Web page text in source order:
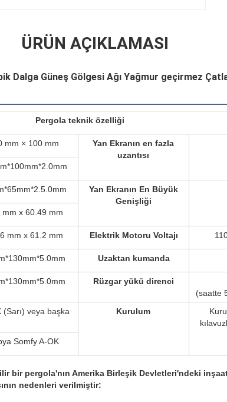
ÜRÜN AÇIKLAMASI
Dalga Güneş Gölgesi Ağı Yağmur geçirmez
Pergola teknik özelliği
mm × 100 mm
Yan Ekranın en fazla
uzantısı
Yan Ekranın En Büyük
Genişliği
mm x 60.49 mm
mm x 61.2 mm Elektrik Motoru Voltajı
Uzaktan kumanda
Rüzgar yükü direnci
(saatte
(Sarı) veya başka Kurulum
Somfy A-OK
bir pergola'nın Amerika Birleşik Devletleri'ndeki
nedenleri verilmiştir: